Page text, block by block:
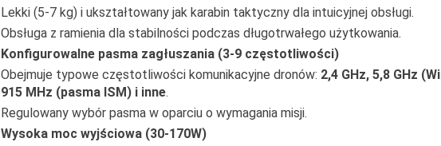
Lekki (5-7 kg) i ukształtowany jak karabin taktyczny dla intuicyjnej obsługi.
Obsługa z ramienia dla stabilności podczas długotrwałego użytkowania.
Konfigurowalne pasma zagłuszania (3-9 częstotliwości)
Obejmuje typowe częstotliwości komunikacyjne dronów: 2,4 GHz, 5,8 GHz
915 MHz (pasma ISM) i inne.
Regulowany wybór pasma w oparciu o wymagania misji.
Wysoka moc wyjściowa (30-170W)